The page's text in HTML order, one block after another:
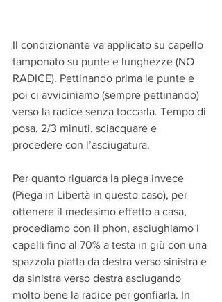
Il condizionante va applicato su capello
tamponato su punte e lunghezze (NO
RADICE). Pettinando prima le punte e
poi ci avviciniamo (sempre pettinando)
verso la radice senza toccarla. Tempo di
posa, 2/3 minuti, sciacquare e
procedere con l’asciugatura.
Per quanto riguarda la piega invece
(Piega in Libertà in questo caso), per
ottenere il medesimo effetto a casa,
procediamo con il phon, asciughiamo i
capelli fino al 70% a testa in giù con una
spazzola piatta da destra verso sinistra e
da sinistra verso destra asciugando
molto bene la radice per gonfiarla. In